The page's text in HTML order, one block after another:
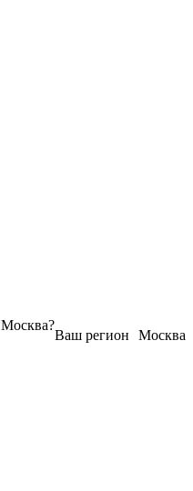
Москва
Ваш регион
Москва?